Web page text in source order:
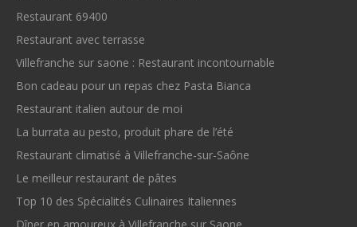
Restaurant 69400
Restaurant avec terrasse
Villefranche sur saone : Restaurant incontournable
Bon cadeau pour un repas chez Pasta Bianca
Restaurant italien autour de moi
La burrata au pesto, produit phare de l’été
Restaurant climatisé à Villefranche-sur-Saône
Le meilleur restaurant de pâtes
Top 10 des Spécialités Culinaires Italiennes